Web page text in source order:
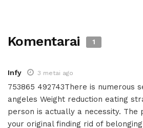
Komentarai 1
Infy 3 metai ago
753865 492743There is numerous
angeles Weight reduction eating
person is actually a necessity. The
your original finding rid of